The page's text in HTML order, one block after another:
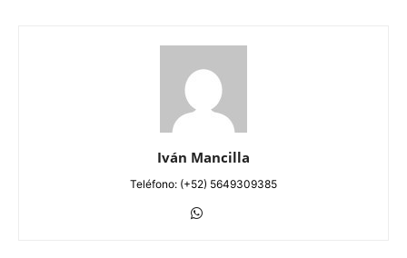
Iván Mancilla
Teléfono: (+52) 5649309385